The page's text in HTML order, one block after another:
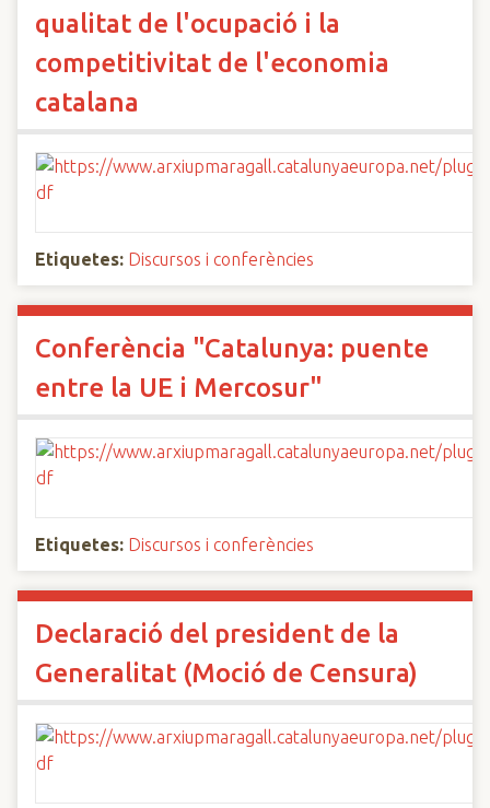
qualitat de l'ocupació i la
competitivitat de l'economia
catalana
Etiquetes: Discursos i conferències
Conferència "Catalunya: puente
entre la UE i Mercosur"
Etiquetes: Discursos i conferències
Declaració del president de la
Generalitat (Moció de Censura)